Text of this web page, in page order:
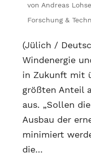
von Andreas Lohse
Forschung &
(Jülich /
Windenergie
in Zukunft mit
größten Anteil
aus. „Sollen
Ausbau der
minimiert
die...